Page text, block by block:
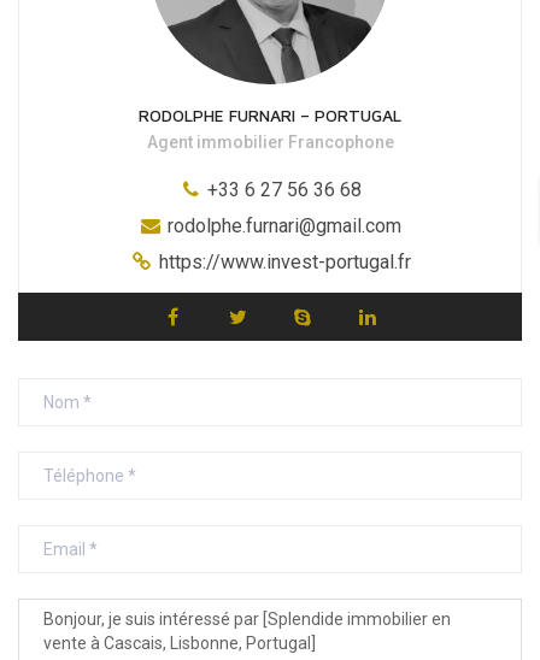
RODOLPHE FURNARI – PORTUGAL
Agent immobilier Francophone
+33 6 27 56 36 68
rodolphe.furnari@gmail.com
https://www.invest-portugal.fr